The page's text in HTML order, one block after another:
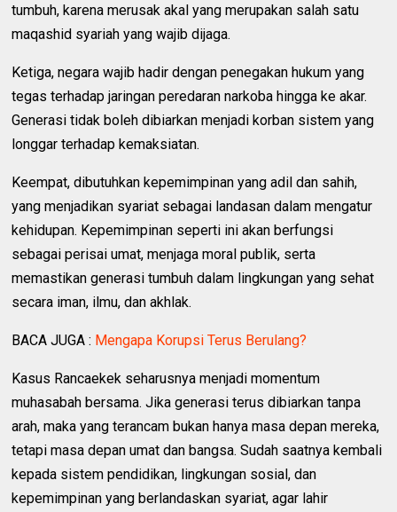
tumbuh, karena merusak akal yang merupakan salah satu
maqashid syariah yang wajib dijaga.
Ketiga, negara wajib hadir dengan penegakan hukum yang
tegas terhadap jaringan peredaran narkoba hingga ke akar.
Generasi tidak boleh dibiarkan menjadi korban sistem yang
longgar terhadap kemaksiatan.
Keempat, dibutuhkan kepemimpinan yang adil dan sahih,
yang menjadikan syariat sebagai landasan dalam mengatur
kehidupan. Kepemimpinan seperti ini akan berfungsi
sebagai perisai umat, menjaga moral publik, serta
memastikan generasi tumbuh dalam lingkungan yang sehat
secara iman, ilmu, dan akhlak.
BACA JUGA : Mengapa Korupsi Terus Berulang?
Kasus Rancaekek seharusnya menjadi momentum
muhasabah bersama. Jika generasi terus dibiarkan tanpa
arah, maka yang terancam bukan hanya masa depan mereka,
tetapi masa depan umat dan bangsa. Sudah saatnya kembali
kepada sistem pendidikan, lingkungan sosial, dan
kepemimpinan yang berlandaskan syariat, agar lahir